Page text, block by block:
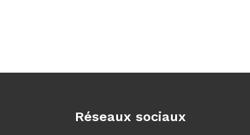
Réseaux sociaux